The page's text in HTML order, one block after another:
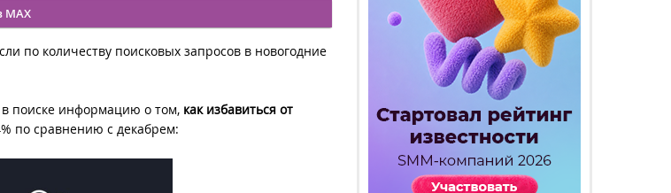
MAX
по количеству поисковых запросов в новогодние
в поиске информацию о том, как избавиться от
по сравнению с декабрем: